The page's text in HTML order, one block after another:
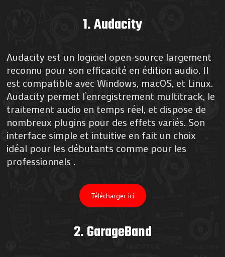
1.Audacity
Audacity est un logiciel open-source largement
reconnu pour son efficacité en édition audio. Il
est compatible avec Windows, macOS, et Linux.
Audacity permet l’enregistrement multitrack, le
traitement audio en temps réel, et dispose de
nombreux plugins pour des effets variés. Son
interface simple et intuitive en fait un choix
idéal pour les débutants comme pour les
professionnels​ .
Télécharger ici
2.GarageBand